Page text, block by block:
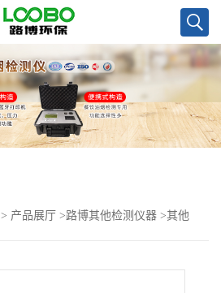
> 产品展厅 >路博其他检测仪器 >其他